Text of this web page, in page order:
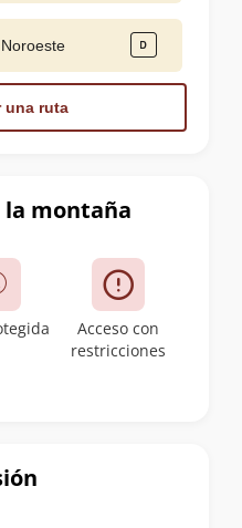
la montaña
Acceso con
restricciones
una ruta